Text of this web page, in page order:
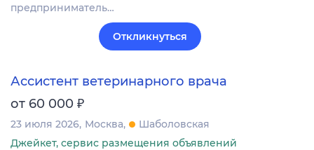
предприниматель…
Откликнуться
Ассистент ветеринарного врача
от 60 000 ₽
23 июля 2026 Москва
Шаболовская
Джейкет, сервис размещения объявлений